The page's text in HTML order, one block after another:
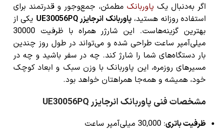
اگر به‌دنبال یک پاوربانک مطمئن، جمع‌وجور و قدرتمند برای
استفاده روزانه هستید،پاوربانک انرجایزر UE30056PQ
یکی از
بهترین گزینه‌هاست. این شارژر همراه با ظرفیت 30000
میلی‌آمپر ساعت طراحی شده و می‌تواند در طول روز چندین
بار دستگاه‌های شما را شارژ کند. چه در سفر باشید و چه در
مسیرهای روزمره، این پاوربانک با وزن سبک و ابعاد کوچک
خود، همیشه و همه‌جا همراهتان خواهد بود.
مشخصات فنی پاوربانک انرجایزر UE30056PQ
ظرفیت باتری: 30,000 میلی‌آمپر ساعت